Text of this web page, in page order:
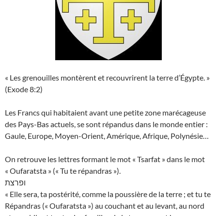
« Les grenouilles montèrent et recouvrirent la terre d’Égypte. »
(Exode 8:2)
Les Francs qui habitaient avant une petite zone marécageuse
des Pays-Bas actuels, se sont répandus dans le monde entier :
Gaule, Europe, Moyen-Orient, Amérique, Afrique, Polynésie…
On retrouve les lettres formant le mot « Tsarfat » dans le mot
« Oufaratsta » (« Tu te répandras »).
ופרצת
« Elle sera, ta postérité, comme la poussière de la terre ; et tu te
Répandras (« Oufaratsta ») au couchant et au levant, au nord